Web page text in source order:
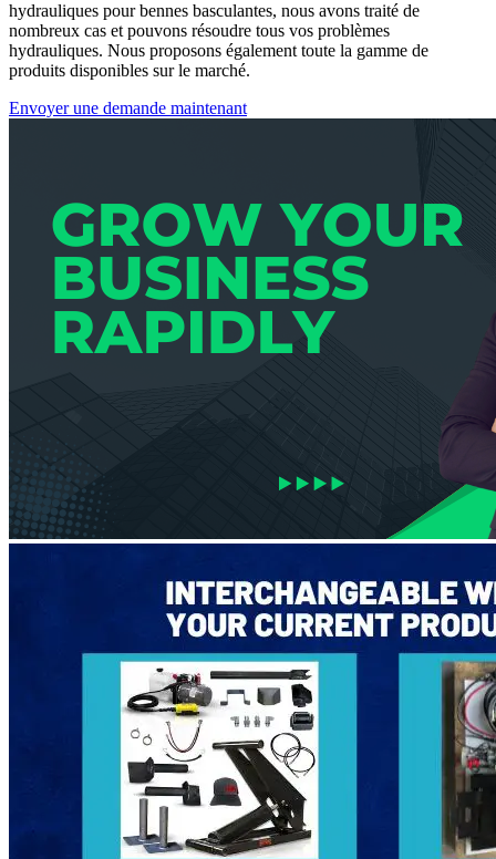
hydrauliques pour bennes basculantes, nous avons traité de
nombreux cas et pouvons résoudre tous vos problèmes
hydrauliques. Nous proposons également toute la gamme de
produits disponibles sur le marché.
Envoyer une demande maintenant